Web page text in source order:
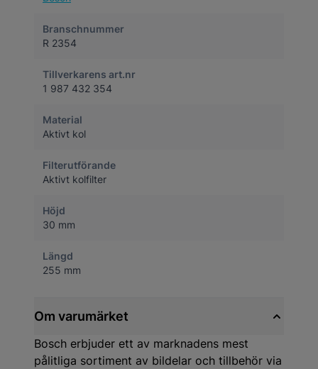
Branschnummer
R 2354
Tillverkarens art.nr
1 987 432 354
Material
Aktivt kol
Filterutförande
Aktivt kolfilter
Höjd
30 mm
Längd
255 mm
Om varumärket
Bosch erbjuder ett av marknadens mest
pålitliga sortiment av bildelar och tillbehör via